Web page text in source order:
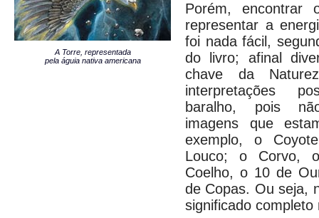
A Torre, representada
pela águia nativa americana
Porém, encontrar
representar a
foi nada fácil,
do livro; afinal
chave da
interpretações
baralho, pois
imagens que
exemplo, o
Louco; o Corvo,
Coelho, o 10 de
de Copas. Ou seja,
significado completo